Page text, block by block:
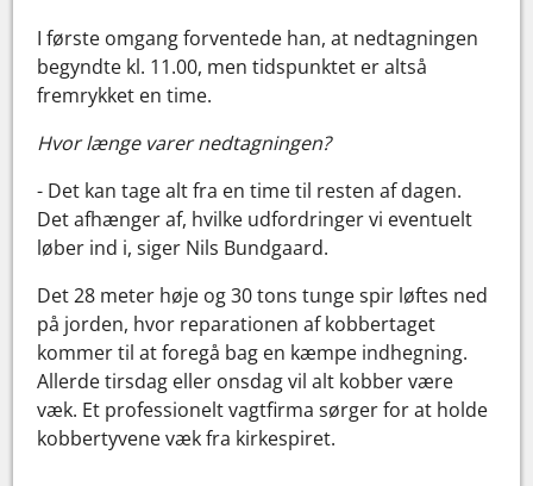
I første omgang forventede han, at nedtagningen
begyndte kl. 11.00, men tidspunktet er altså
fremrykket en time.
Hvor længe varer nedtagningen?
- Det kan tage alt fra en time til resten af dagen.
Det afhænger af, hvilke udfordringer vi eventuelt
løber ind i, siger Nils Bundgaard.
Det 28 meter høje og 30 tons tunge spir løftes ned
på jorden, hvor reparationen af kobbertaget
kommer til at foregå bag en kæmpe indhegning.
Allerde tirsdag eller onsdag vil alt kobber være
væk. Et professionelt vagtfirma sørger for at holde
kobbertyvene væk fra kirkespiret.